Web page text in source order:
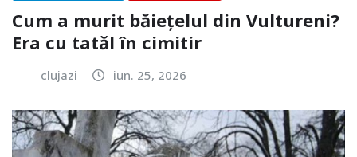
Cum a murit băiețelul din Vultureni?
Era cu tatăl în cimitir
clujazi iun. 25, 2026